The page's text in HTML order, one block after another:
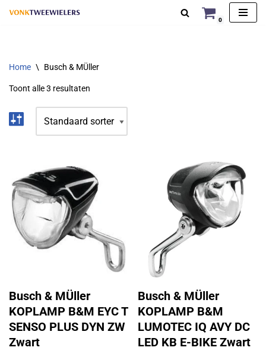
de
0
Home \ Busch & MÜller
Toont alle 3 resultaten
Busch & MÜller
KOPLAMP B&M EYC T
SENSO PLUS DYN ZW
Zwart
Busch & MÜller
KOPLAMP B&M
LUMOTEC IQ AVY DC
LED KB E-BIKE Zwart